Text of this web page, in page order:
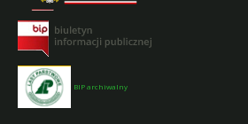
BIP archiwalny